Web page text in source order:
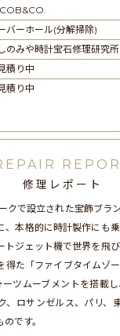
バーホール(分解掃除)
のみや時計宝石修理研究所
積り中
積り中
修理レポート
クで設立された宝飾ブラ
、本格的に時計製作にも
トジェット機で世界を飛
得た「ファイブタイムゾ
ツムーブメントを搭載
、ロサンゼルス、パリ、
です。